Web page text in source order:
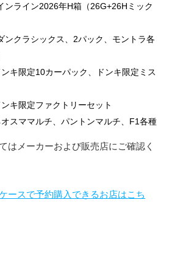
ンライン2026年H箱（26G+26Hミック
ンクラシックス、2パック、モントラ各
キ限定10カーパック、ドンキ限定ミス
キ限定ファクトリーセット
スママルチ、パントンマルチ、F1各種
はメーカーおよび販売店にご確認く
ースで予約購入できるお店はこち